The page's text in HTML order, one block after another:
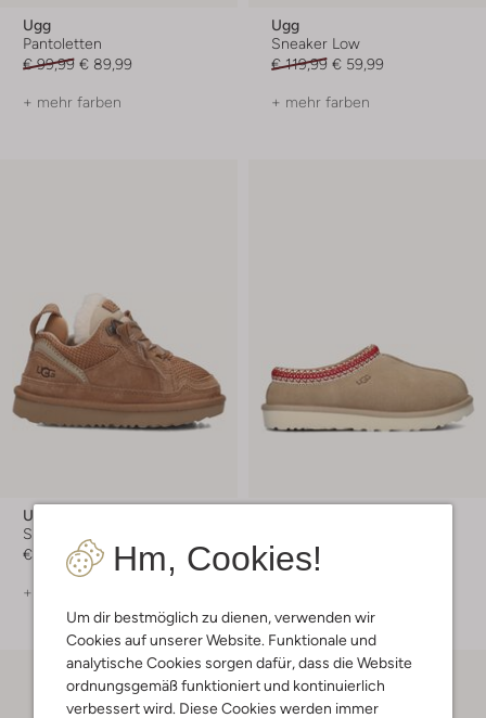
Hm, Cookies!
Um dir bestmöglich zu dienen, verwenden wir
Cookies auf unserer Website. Funktionale und
analytische Cookies sorgen dafür, dass die Website
ordnungsgemäß funktioniert und kontinuierlich
verbessert wird. Diese Cookies werden immer
Ugg
Pantoletten
€ 99,99 € 89,99
+ mehr farben
Ugg
Sneaker Low
€ 119,99 € 59,99
+ mehr farben
Ugg
Sneaker Low
€ 104,99
+ mehr farben
€ 139,99